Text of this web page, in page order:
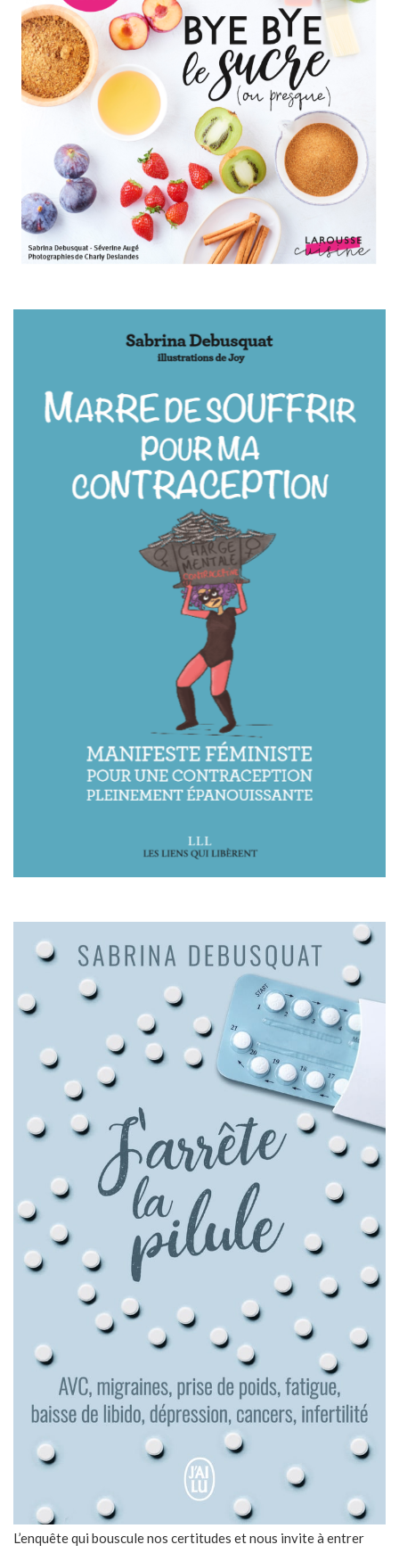
L’enquête qui bouscule nos certitudes et nous invite à entrer